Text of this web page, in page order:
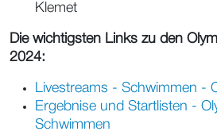
Klemet
Die wichtigsten Links zu den
2024:
Livestreams - Schwimmen -
Ergebnise und Startlisten -
Schwimmen